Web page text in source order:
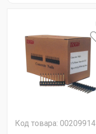
Код товара: 00209914